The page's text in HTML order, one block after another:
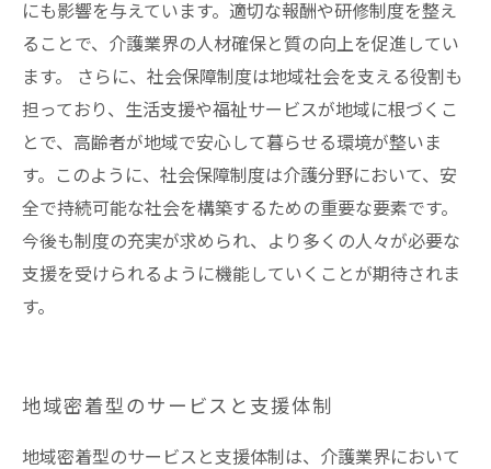
にも影響を与えています。適切な報酬や研修制度を整え
ることで、介護業界の人材確保と質の向上を促進してい
ます。 さらに、社会保障制度は地域社会を支える役割も
担っており、生活支援や福祉サービスが地域に根づくこ
とで、高齢者が地域で安心して暮らせる環境が整いま
す。このように、社会保障制度は介護分野において、安
全で持続可能な社会を構築するための重要な要素です。
今後も制度の充実が求められ、より多くの人々が必要な
支援を受けられるように機能していくことが期待されま
す。
地域密着型のサービスと支援体制
地域密着型のサービスと支援体制は、介護業界において